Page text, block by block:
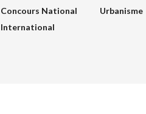
Concours National
International
Urbanisme